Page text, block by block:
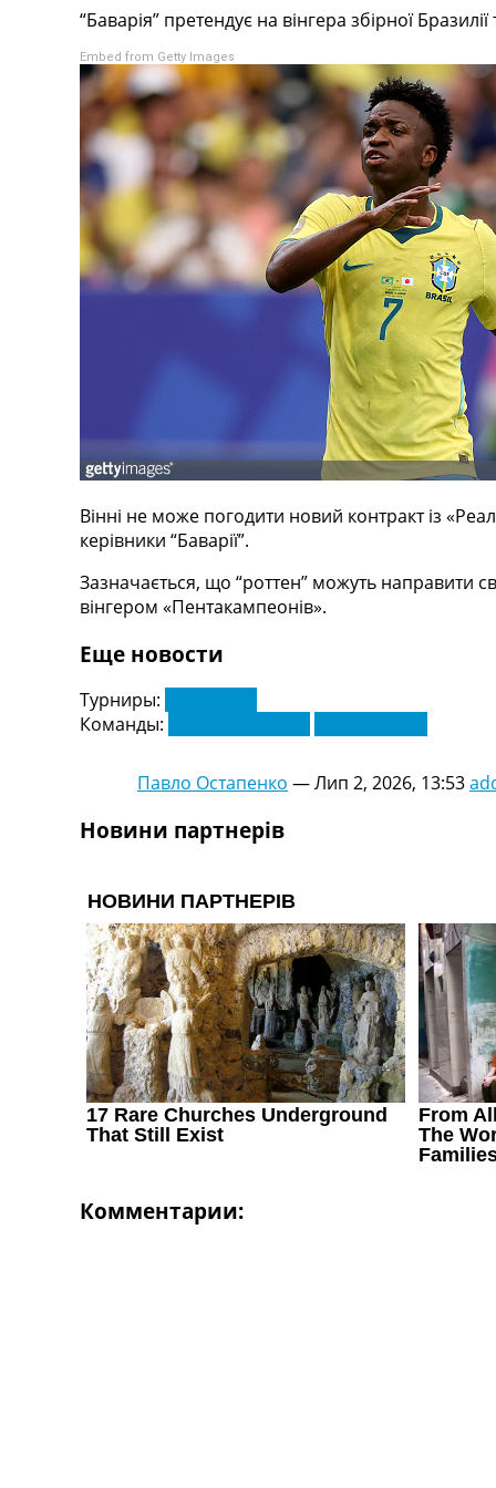
Турніри
Чемпіонат Світу
Україна. Прем’єр-Ліга
Україна. Перша Ліга
Ліга Чемпіонів
Англія. Прем’єр-Ліга
Іспанія. Ла Ліга
Ще Турніри >>>
Таблиці
Чемпіонат Світу. Турнирні таблиці
Таблиця УПЛ
Перша Ліга
Таблиця Ліги Чемпіонів
Рейтинг країн УЄФА
Рейтинг клубів УЄФА
Рейтинг ФІФА
Телепрограма
RU
UA
Categories
Головна
Новини футболу
Новини футболу України
Останні коментарі
Конкурс прогнозів
Логін
Правила
Колективний прогноз
Турніри
Чемпіонат Світу
Україна. Прем’єр-Ліга
Україна. Перша Ліга
Ліга Чемпіонів
Англія. Прем’єр-Ліга
Іспанія. Ла Ліга
Ще Турніри >>>
Таблиці
Чемпіонат Світу. Турнирні таблиці
Перша Ліга
Таблиця АПЛ
“Баварія” претендує на вінгера збірної
Embed from Getty Images
Вінні не може погодити новий контракт із
керівники “Баварії”.
Зазначається, що “роттен” можуть направити
вінгером «Пентакампеонів».
Еще новости
Турниры:
Команды:
Павло Остапенко —Лип 2, 2026, 13:53
Новини партнерів
Комментарии: